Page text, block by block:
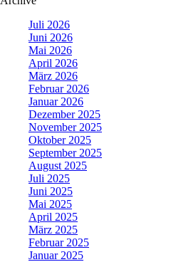
Juli 2026
Juni 2026
Mai 2026
April 2026
März 2026
Februar 2026
Januar 2026
Dezember 2025
November 2025
Oktober 2025
September 2025
August 2025
Juli 2025
Juni 2025
Mai 2025
April 2025
März 2025
Februar 2025
Januar 2025